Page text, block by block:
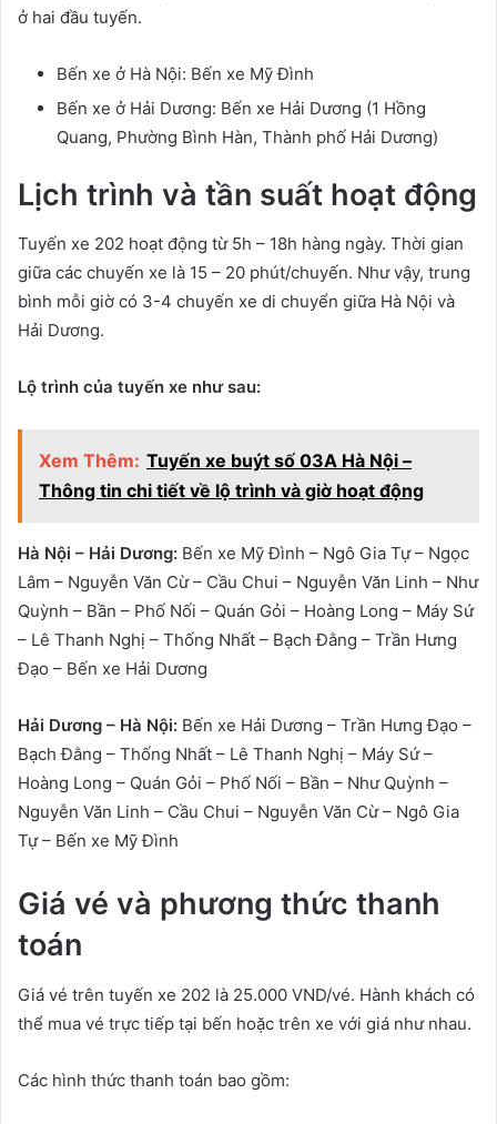
ở hai đầu tuyến.
Bến xe ở Hà Nội: Bến xe Mỹ Đình
Bến xe ở Hải Dương: Bến xe Hải Dương (1 Hồng
Quang, Phường Bình Hàn, Thành phố Hải Dương)
Lịch trình và tần suất hoạt động
Tuyến xe 202 hoạt động từ 5h – 18h hàng ngày. Thời gian
giữa các chuyến xe là 15 – 20 phút/chuyến. Như vậy, trung
bình mỗi giờ có 3-4 chuyến xe di chuyển giữa Hà Nội và
Hải Dương.
Lộ trình của tuyến xe như sau:
Xem Thêm: Tuyến xe buýt số 03A Hà Nội –
Thông tin chi tiết về lộ trình và giờ hoạt động
Hà Nội – Hải Dương: Bến xe Mỹ Đình – Ngô Gia Tự – Ngọc
Lâm – Nguyễn Văn Cừ – Cầu Chui – Nguyễn Văn Linh – Như
Quỳnh – Bần – Phố Nối – Quán Gỏi – Hoàng Long – Máy Sứ
– Lê Thanh Nghị – Thống Nhất – Bạch Đằng – Trần Hưng
Đạo – Bến xe Hải Dương
Hải Dương – Hà Nội: Bến xe Hải Dương – Trần Hưng Đạo –
Bạch Đằng – Thống Nhất – Lê Thanh Nghị – Máy Sứ –
Hoàng Long – Quán Gỏi – Phố Nối – Bần – Như Quỳnh –
Nguyễn Văn Linh – Cầu Chui – Nguyễn Văn Cừ – Ngô Gia
Tự – Bến xe Mỹ Đình
Giá vé và phương thức thanh
toán
Giá vé trên tuyến xe 202 là 25.000 VND/vé. Hành khách có
thể mua vé trực tiếp tại bến hoặc trên xe với giá như nhau.
Các hình thức thanh toán bao gồm: